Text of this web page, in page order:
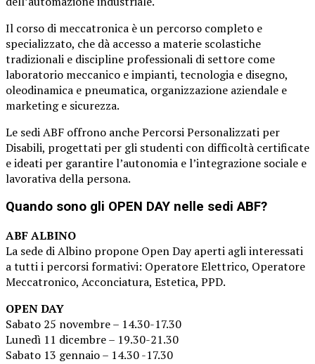
Il corso di meccatronica è un percorso completo e
specializzato, che dà accesso a materie scolastiche
tradizionali e discipline professionali di settore come
laboratorio meccanico e impianti, tecnologia e disegno,
oleodinamica e pneumatica, organizzazione aziendale e
marketing e sicurezza.
Le sedi ABF offrono anche Percorsi Personalizzati per
Disabili, progettati per gli studenti con difficoltà certificate
e ideati per garantire l’autonomia e l’integrazione sociale e
lavorativa della persona.
Quando sono gli OPEN DAY nelle sedi ABF?
ABF ALBINO
La sede di Albino propone Open Day aperti agli interessati
a tutti i percorsi formativi: Operatore Elettrico, Operatore
Meccatronico, Acconciatura, Estetica, PPD.
OPEN DAY
Sabato 25 novembre – 14.30-17.30
Lunedì 11 dicembre – 19.30-21.30
Sabato 13 gennaio – 14.30 -17.30